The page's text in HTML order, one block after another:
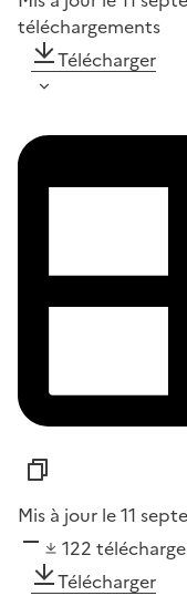
téléchargements
Télécharger
Mis à jour le 11
122
Télécharger